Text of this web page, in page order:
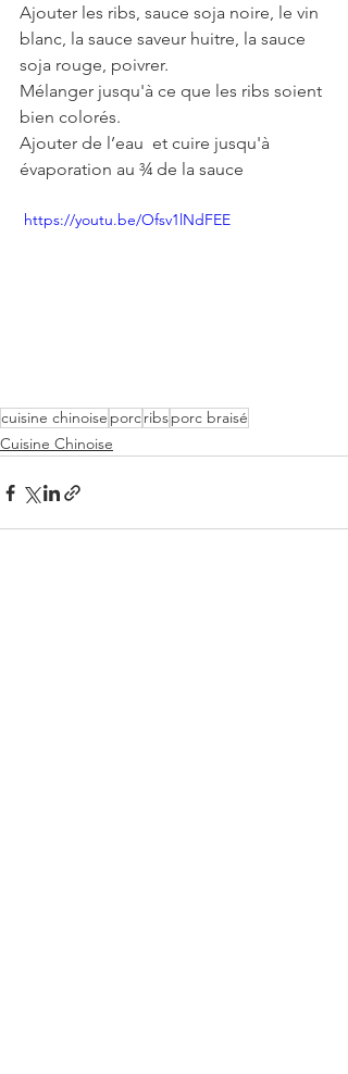
Ajouter les ribs, sauce soja noire, le vin
blanc, la sauce saveur huitre, la sauce
soja rouge, poivrer.
Mélanger jusqu'à ce que les ribs soient
bien colorés.
Ajouter de l’eau  et cuire jusqu'à
évaporation au ¾ de la sauce
https://youtu.be/Ofsv1lNdFEE
cuisine chinoise porcribsporc braisé
Cuisine Chinoise